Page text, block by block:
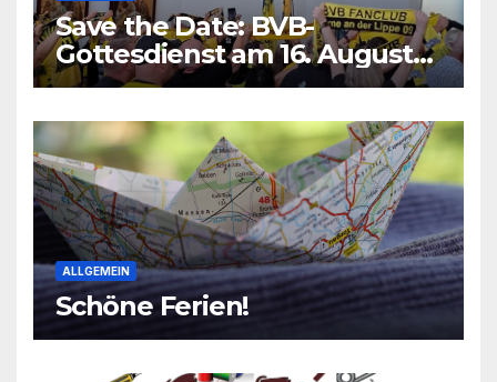
Save the Date: BVB-
Gottesdienst am 16. August
2026
ALLGEMEIN
Schöne Ferien!